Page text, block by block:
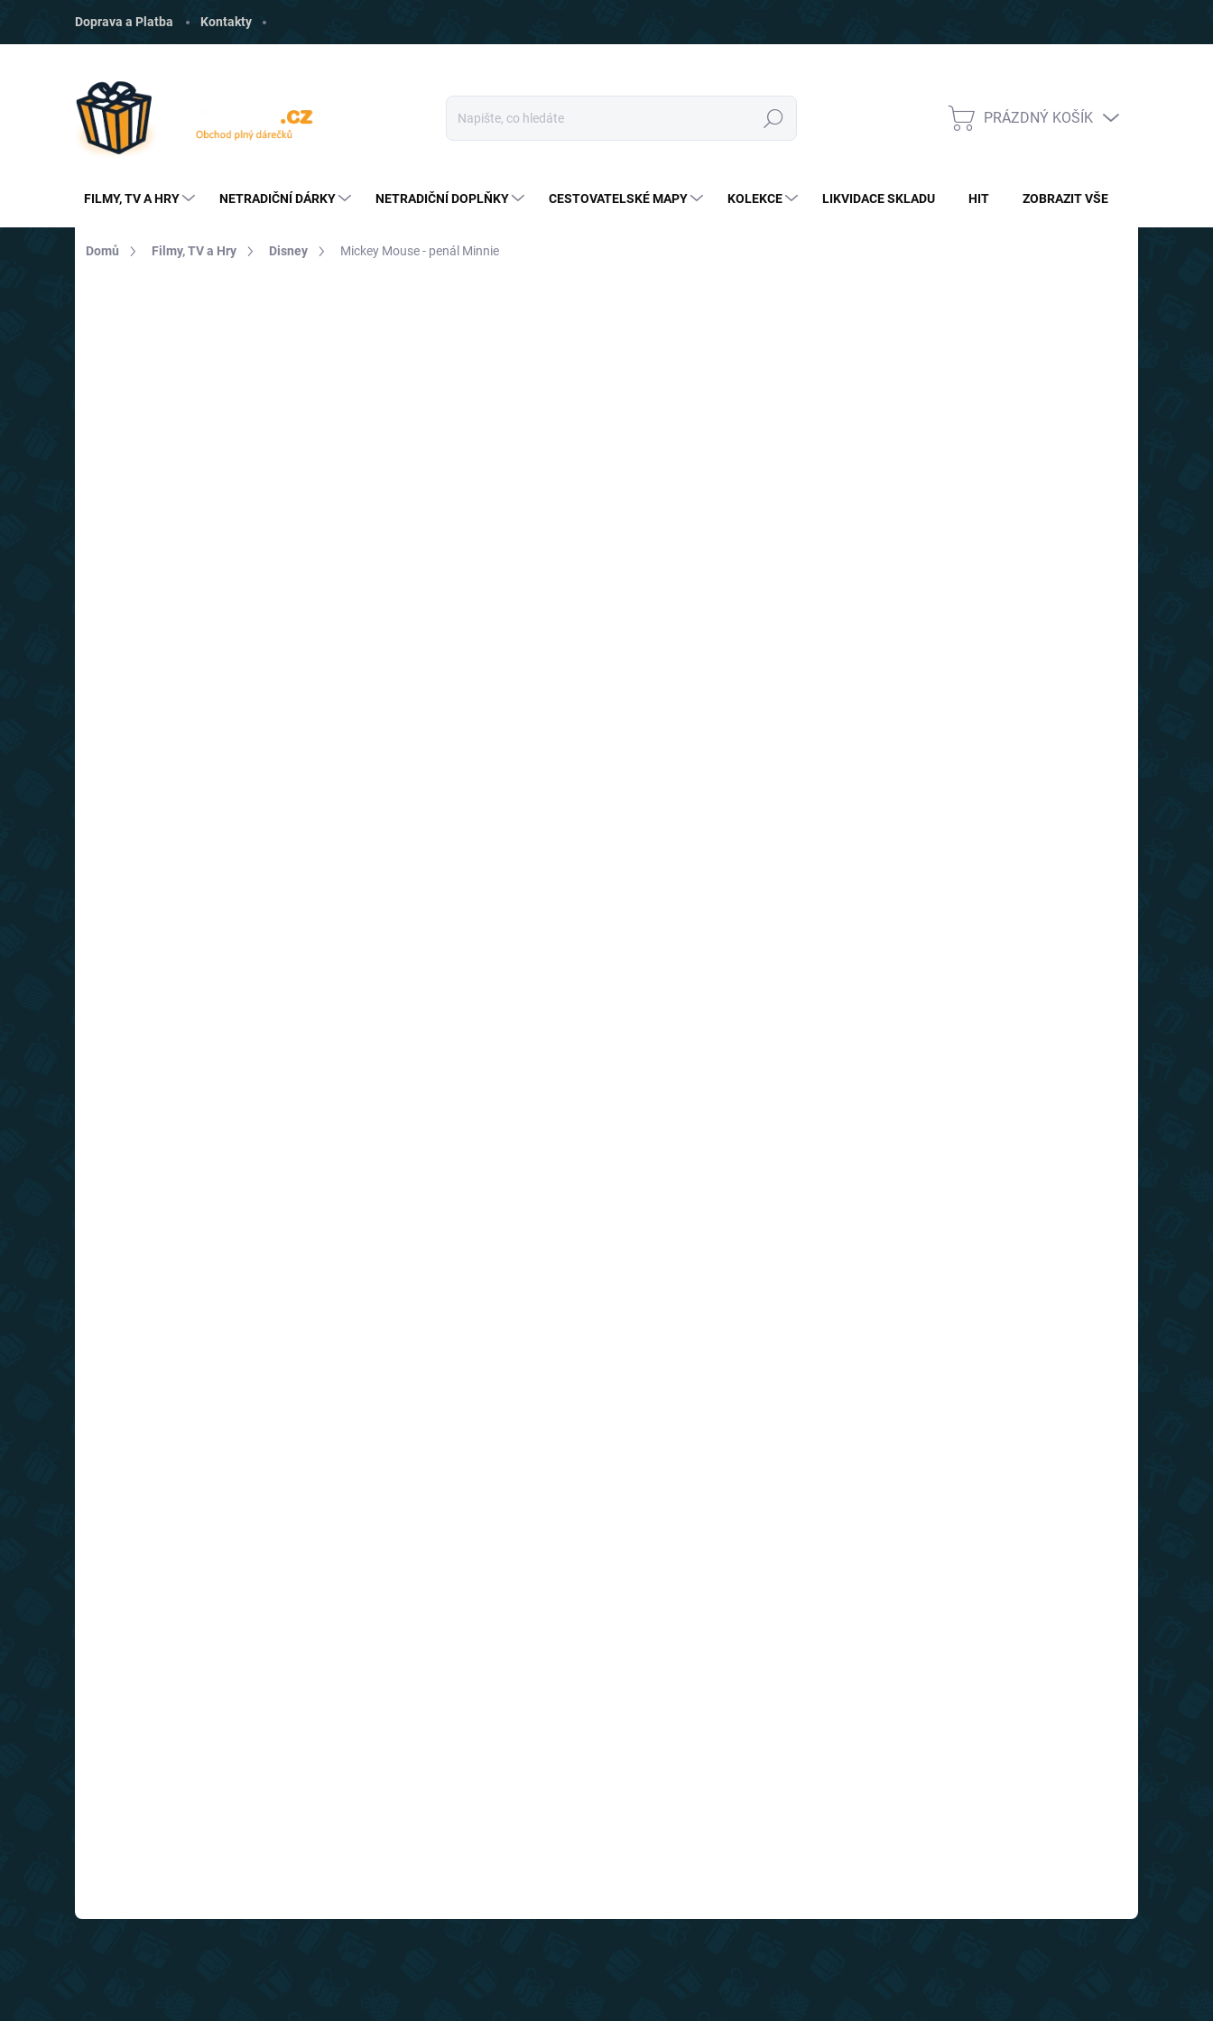
obsah
Doprava a Platba Kontakty
Hledat
NÁKUPNÍ
PRÁZDNÝ KOŠÍK
FILMY, TV A HRY NETRADIČNÍ DÁRKY NETRADIČNÍ DOPLŇKY CESTOVATELSKÉ MAPY KOLEKCE LIKVIDACE SKLADU HIT ZOBRAZIT VŠE
Domů Filmy, TV a Hry Disney Mickey Mouse - penál Minnie